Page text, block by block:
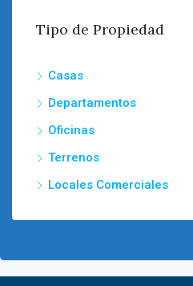
Tipo de Propiedad
Casas
Departamentos
Oficinas
Terrenos
Locales Comerciales